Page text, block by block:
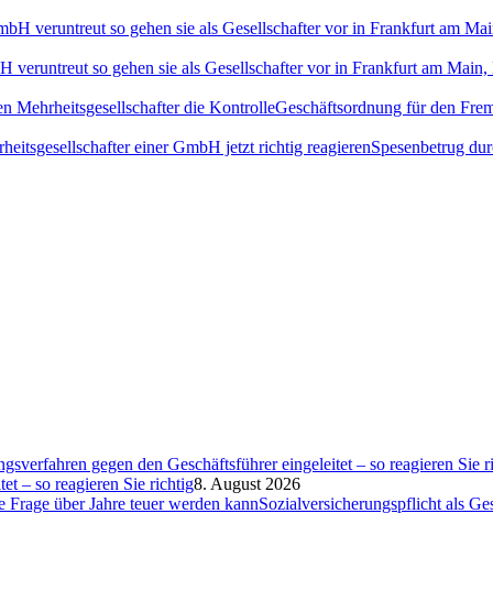
veruntreut so gehen sie als Gesellschafter vor in Frankfurt am
Geschäftsordnung für den
Spesenbetrug
– so reagieren Sie richtig8. August 2026
Sozialversicherungspflicht als